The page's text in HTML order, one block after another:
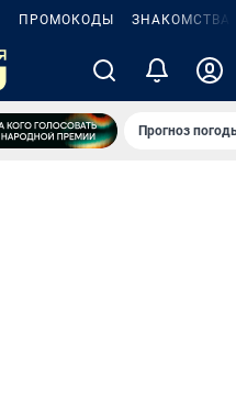
ПРОМОКОДЫ ЗНАКОМСТВА
Прогноз